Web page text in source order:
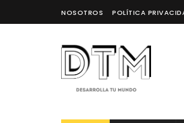
NOSOTROS POLÍTICA